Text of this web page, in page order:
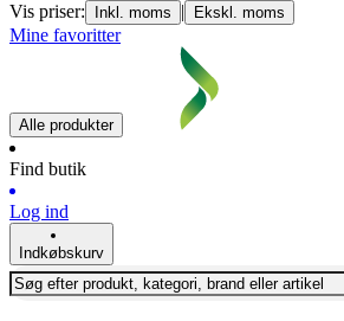
Vis priser:
Inkl. moms | Ekskl. moms
Mine favoritter
Alle produkter
Find butik
Log ind
Indkøbskurv